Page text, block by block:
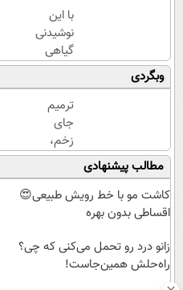
با این
نوشیدنی
گیاهی
کبدت
همیشه
پرقدرته55%تخفیف
وبگردی
ترمیم
جای
زخم،
بخیه و
سوختگی
فقط در
😍
مطالب پیشنهادی
کاشت مو با خط رویش طبیعی😍
اقساطی بدون بهره
زانو درد رو تحمل می‌کنی که چی؟
راه‌حلش همین‌جاست!